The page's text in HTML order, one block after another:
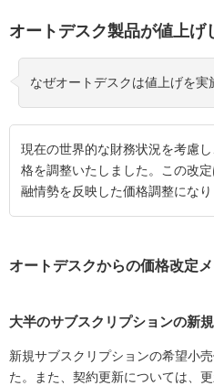
オートデスク製品が値上げ
なぜオートデスクは値上げを実
現在の世界的な財務状況を考慮
格を調整いたしました。この改
融情勢を反映した価格調整になり
オートデスクからの価格改定
大半のサブスクリプションの新
新規サブスクリプションの希望小
た。また、契約更新については、